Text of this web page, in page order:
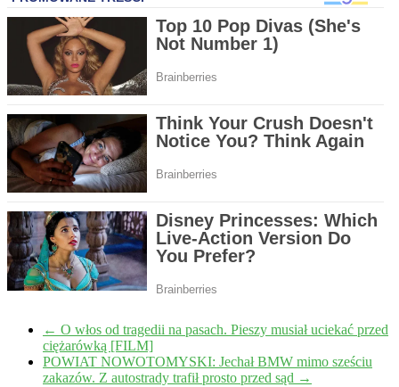
← O włos od tragedii na pasach. Pieszy musiał uciekać przed
ciężarówką [FILM]
POWIAT NOWOTOMYSKI: Jechał BMW mimo sześciu
zakazów. Z autostrady trafił prosto przed sąd →